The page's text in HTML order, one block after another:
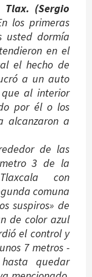
(Sergio
los primeras
usted dormía
en el
el hecho de
a un auto
al interior
por él o los
alcanzaron a
de las
3 de la
con
comuna
suspiros» de
de color azul
el control y
7 metros -
quedar